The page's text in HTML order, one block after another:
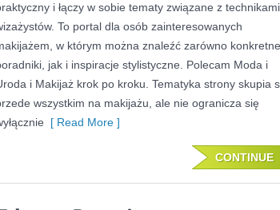
i łączy w sobie tematy związane z technikami
To portal dla osób zainteresowanych
w którym można znaleźć zarówno konkretne
jak i inspiracje stylistyczne. Polecam Moda i
i Makijaż krok po kroku. Tematyka strony skupia
wszystkim na makijażu, ale nie ogranicza się
[ Read More ]
CONTINUE